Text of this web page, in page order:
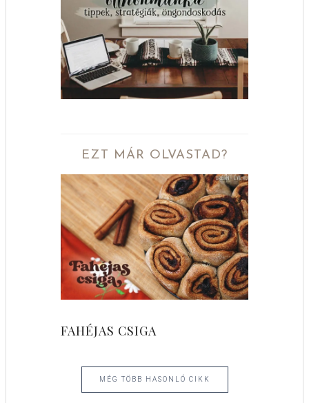
EZT MÁR OLVASTAD?
FAHÉJAS CSIGA
MÉG TÖBB HASONLÓ CIKK